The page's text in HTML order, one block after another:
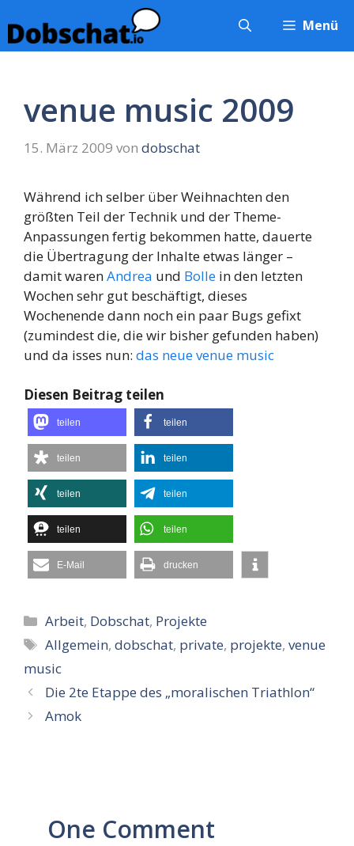
Inhalt
springen
Menü
venue music 2009
15. März 2009 von dobschat
Während ich selber über Weihnachten den
größten Teil der Technik und der Theme-
Anpassungen fertig bekommen hatte, dauerte
die Übertragung der Inhalte etwas länger –
damit warenAndrea und Bolle in den letzten
Wochen sehr gut beschäftigt, dieses
Wochenende dann noch ein paar Bugs gefixt
(zumindest die, die wir bisher gefunden haben)
und da isses nun: das neue venue music
Diesen Beitrag teilen
teilen teilen
teilen teilen
teilen teilen
teilen teilen
E-Mail drucken
Kategorien
Arbeit, Dobschat, Projekte
Schlagwörter
Allgemein,dobschat, private, projekte,venue
music
Die 2te Etappe des „moralischen Triathlon“
Amok
One Comment